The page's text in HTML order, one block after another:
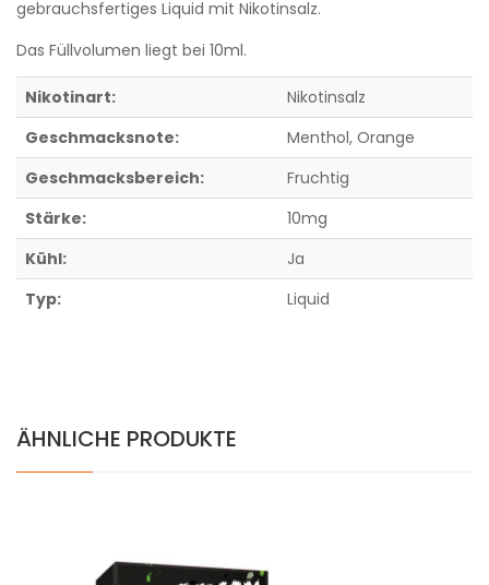
gebrauchsfertiges Liquid mit Nikotinsalz.
Das Füllvolumen liegt bei 10ml.
Nikotinart:
Nikotinsalz
Geschmacksnote:
Menthol, Orange
Geschmacksbereich:
Fruchtig
Stärke:
10mg
Kühl:
Ja
Typ:
Liquid
ÄHNLICHE PRODUKTE